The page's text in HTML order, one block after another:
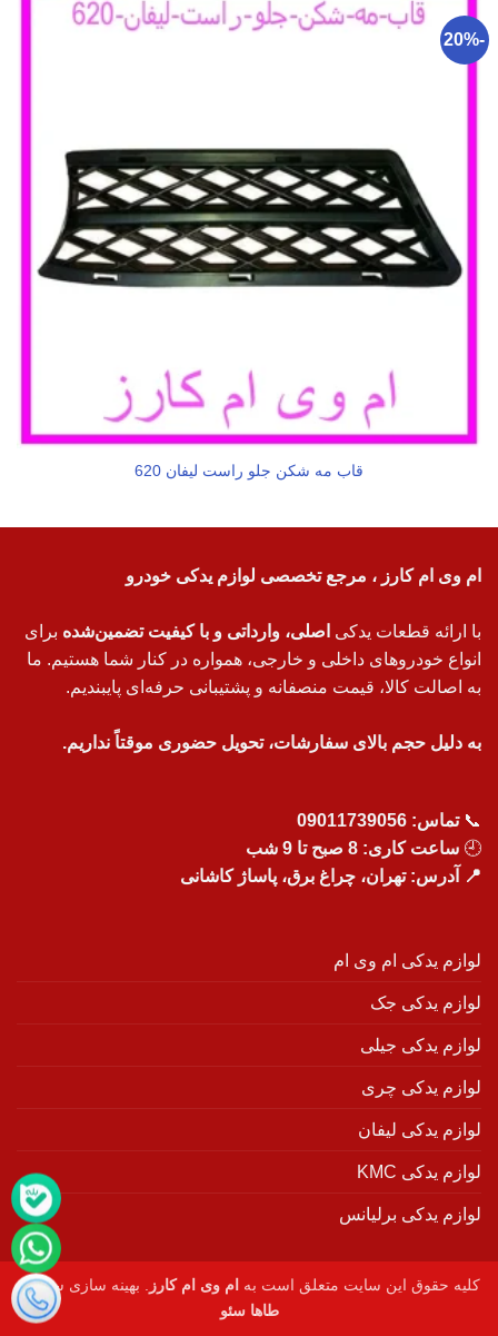
-20%
قاب مه شکن جلو راست لیفان 620
ام وی ام کارز ، مرجع تخصصی لوازم یدکی خودرو
با ارائه قطعات یدکی اصلی، وارداتی و با کیفیت تضمین‌شده برای
انواع خودروهای داخلی و خارجی، همواره در کنار شما هستیم. ما
به اصالت کالا، قیمت منصفانه و پشتیبانی حرفه‌ای پایبندیم.
به دلیل حجم بالای سفارشات، تحویل حضوری موقتاً نداریم.
📞تماس: 09011739056
🕘 ساعت کاری: 8 صبح تا 9 شب
📍 آدرس: تهران، چراغ برق، پاساژ کاشانی
لوازم یدکی ام وی ام
لوازم یدکی جک
لوازم یدکی جیلی
لوازم یدکی چری
لوازم یدکی لیفان
لوازم یدکی KMC
لوازم یدکی برلیانس
کلیه حقوق این سایت متعلق است به ام وی ام کارز
. بهینه سازی سایت :
طاها سئو